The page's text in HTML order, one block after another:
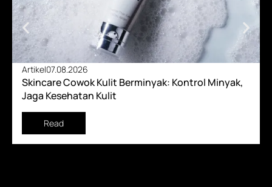
Artikel07.08.2026
Skincare Cowok Kulit Berminyak: Kontrol Minyak,
Jaga Kesehatan Kulit
Read